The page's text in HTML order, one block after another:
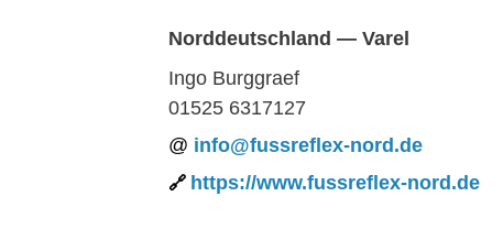
Norddeutschland — Varel
Ingo Burggraef
01525 6317127
info@fussreflex-nord.de
https://www.fussreflex-nord.de